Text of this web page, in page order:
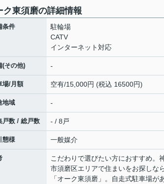
ク東須磨の詳細情報
条件
駐輪場
CATV
インターネット対応
(その他) -
場/月額 空有/15,000円 (税込 16500円)
地域 -
戸数 / 総戸数 - / 8戸
態様 一般媒介
こだわりで選びたい方におすすめ。
市須磨区エリアで住まいをお探しな
「オーク東須磨」。自走式駐車場が